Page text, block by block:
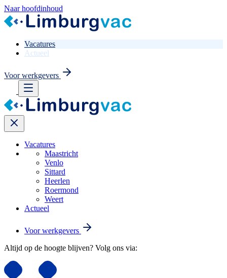
Naar hoofdinhoud
Vacatures
Actueel
Voor werkgevers
Vacatures
Maastricht
Venlo
Sittard
Heerlen
Roermond
Weert
Actueel
Voor werkgevers
Altijd op de hoogte blijven? Volg ons via: